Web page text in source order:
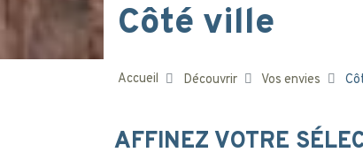
Côté ville
Accueil Découvrir Vos envies
AFFINEZ VOTRE